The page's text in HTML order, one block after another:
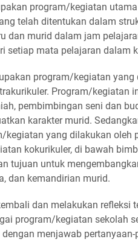
program/kegiatan
telah ditentukan dalam
dan murid dalam jam
setiap mata pelajaran dalam
program/kegiatan yang
Program/kegiatan
pembimbingan seni dan
karakter murid.
yang dilakukan oleh
kokurikuler, di bawah
tujuan untuk
dan kemandirian murid.
dan melakukan refleksi
program/kegiatan sekolah
menjawab pertanyaan-